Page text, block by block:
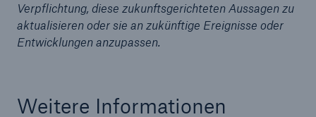
Verpflichtung, diese zukunftsgerichteten Aussagen zu
aktualisieren oder sie an zukünftige Ereignisse oder
Entwicklungen anzupassen.
Weitere Informationen